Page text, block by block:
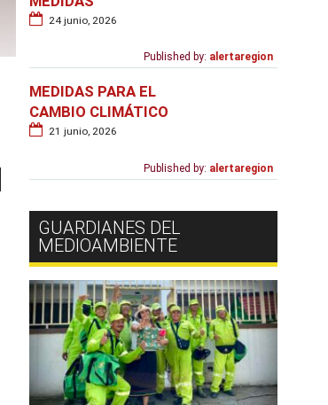
24 junio, 2026
Published by: alertaregion
MEDIDAS PARA EL
CAMBIO CLIMÁTICO
21 junio, 2026
Published by: alertaregion
GUARDIANES DEL
MEDIOAMBIENTE